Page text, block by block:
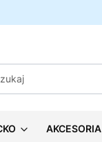
AKCESORIA